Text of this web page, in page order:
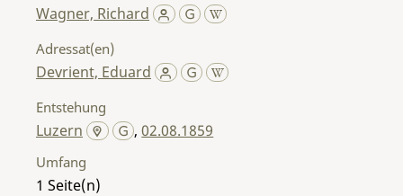
Wagner, Richard
Adressat(en)
Devrient, Eduard
Entstehung
Luzern ,02.08.1859
Umfang
1